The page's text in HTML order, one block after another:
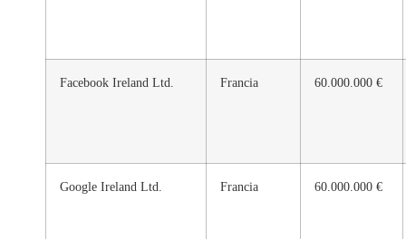
Facebook Ireland Ltd. Francia 60.000.000 €
Google Ireland Ltd. Francia 60.000.000 €